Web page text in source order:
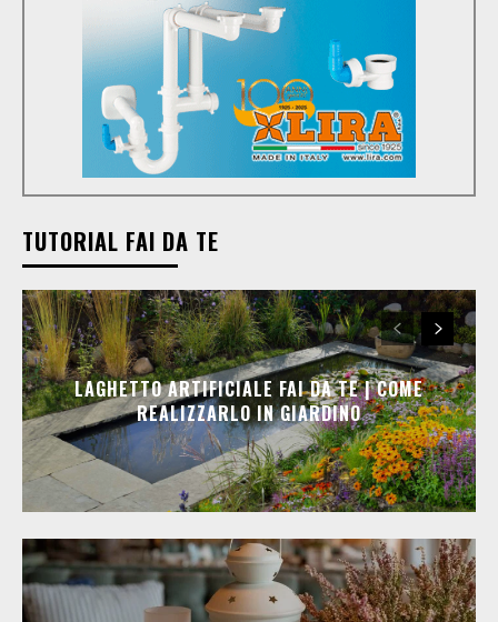
TUTORIAL FAI DA TE
LAGHETTO ARTIFICIALE FAI DA TE | COME
REALIZZARLO IN GIARDINO